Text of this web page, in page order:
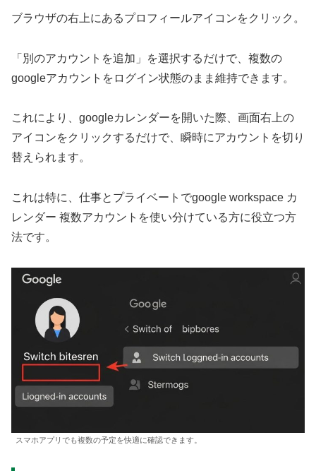
ブラウザの右上にあるプロフィールアイコンをクリック。
「別のアカウントを追加」を選択するだけで、複数の
googleアカウントをログイン状態のまま維持できます。
これにより、googleカレンダーを開いた際、画面右上の
アイコンをクリックするだけで、瞬時にアカウントを切り
替えられます。
これは特に、仕事とプライベートでgoogle workspace カ
レンダー 複数アカウントを使い分けている方に役立つ方
法です。
スマホアプリでも複数の予定を快適に確認できます。